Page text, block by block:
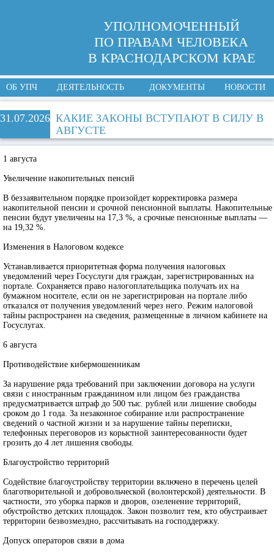
УПОЛНОМОЧЕННЫЙ
ПО ПРАВАМ ЧЕЛОВЕКА
В КРАСНОДАРСКОМ КРАЕ
ОБ УПЧ ДЕЯТЕЛЬНОСТЬ ДОКУМЕНТЫ НОВОСТИ
31.07.2026 КАКИЕ ЗАКОНЫ ВСТУПАЮТ В СИЛУ В
АВГУСТЕ
1 августа
Увеличение накопительных пенсий
В беззаявительном порядке произойдет корректировка размера
накопительной пенсии и срочной пенсионной выплаты. Накопительные
пенсии будут увеличены на 17,3 %, а срочные пенсионные выплаты —
на 19,32 %.
Изменения в Налоговом кодексе
Устанавливается приоритетная форма получения налоговых
уведомлений через Госуслуги для граждан, зарегистрированных на
портале. Сохраняется право налогоплательщика получать их на
бумажном носителе, если он не зарегистрирован на портале либо
отказался от получения уведомлений через него. Режим налоговой
тайны распространен на сведения, размещенные в личном кабинете на
Госуслугах.
6 августа
Противодействие кибермошенникам
За нарушение ряда требований при заключении договора на услуги
связи с иностранным гражданином или лицом без гражданства
предусматривается штраф до 500 тыс. рублей или лишение свободы
сроком до 1 года. За незаконное собирание или распространение
сведений о частной жизни и за нарушение тайны переписки,
телефонных переговоров из корыстной заинтересованности будет
грозить до 4 лет лишения свободы.
Благоустройство территорий
Содействие благоустройству территории включено в перечень целей
благотворительной и добровольческой (волонтерской) деятельности. В
частности, это уборка парков и дворов, озеленение территорий,
обустройство детских площадок. Закон позволит тем, кто обустраивает
территории безвозмездно, рассчитывать на господдержку.
Допуск операторов связи в дома